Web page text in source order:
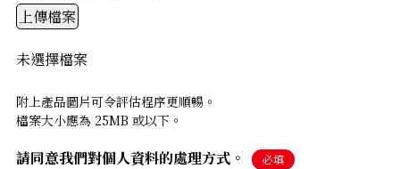
上傳檔案
未選擇檔案
附上產品圖片可令評估程序更順暢。
檔案大小應為 25MB 或以下。
請同意我們對個人資料的處理方式。 必填